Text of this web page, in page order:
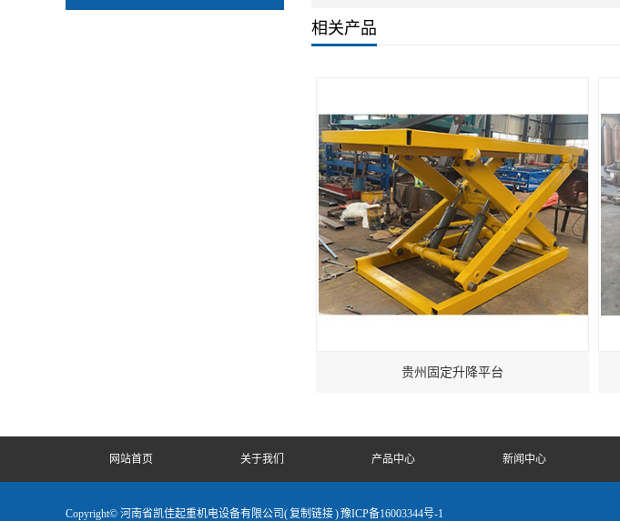
相关产品
贵州固定升降平台
网站首页 关于我们 产品中心 新闻中心
Copyright© 河南省凯佳起重机电设备有限公司(复制链接)豫ICP备16003344号-1